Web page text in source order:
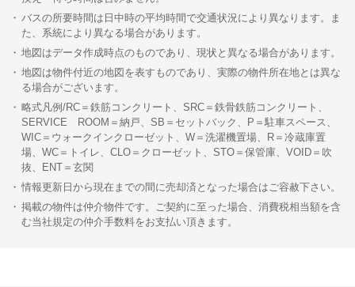
バスの所要時間は日中時の平均時間で交通状況により異なります。ま
た、系統により異なる場合があります。
地図はデータ作成時点のものであり、現状と異なる場合があります。
地図は物件付近の地図を表すものであり、実際の物件所在地とは異な
る場合がございます。
略式凡例/RC＝鉄筋コンクリート、SRC＝鉄骨鉄筋コンクリート、
SERVICE ROOM＝納戸、SB＝セットバック、P＝駐車スペース、
WIC＝ウォークインクローゼット、W＝洗濯機置場、R＝冷蔵庫置
場、WC＝トイレ、CLO＝クローゼット、STO＝保管庫、VOID＝吹
抜、ENT＝玄関
情報更新日から現在までの間に売却済となった場合はご容赦下さい。
掲載の物件は仲介物件です。ご契約に至った場合、消費税相当額を含
む当社規定の仲介手数料をお支払い頂きます。